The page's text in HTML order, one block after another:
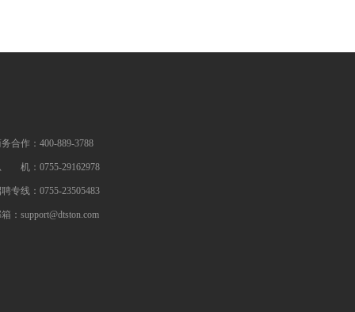
合作：400-889-3788
机：0755-29162978
专线：0755-23505483
：support@dtston.com